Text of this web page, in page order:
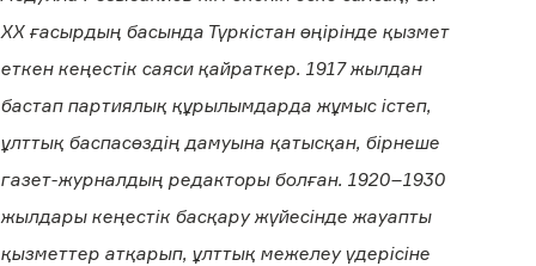
ХХ ғасырдың басында Түркістан өңірінде қызмет
еткен кеңестік саяси қайраткер. 1917 жылдан
бастап партиялық құрылымдарда жұмыс істеп,
ұлттық баспасөздің дамуына қатысқан, бірнеше
газет-журналдың редакторы болған. 1920–1930
жылдары кеңестік басқару жүйесінде жауапты
қызметтер атқарып, ұлттық межелеу үдерісіне